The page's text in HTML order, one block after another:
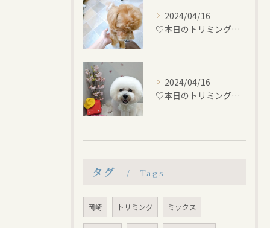
2024/04/16
♡本日のトリミング♡⁠~岡崎トリミングサロン~
2024/04/16
♡本日のトリミング♡⁠~岡崎トリミングサロン~
タグ Tags
岡崎 トリミング ミックス